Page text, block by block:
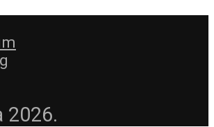
2026.